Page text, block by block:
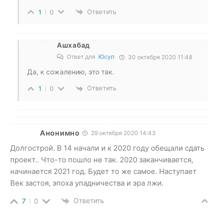
1 0 Ответить
Ашхабад
Ответ для Юсуп 30 октября 2020 11:48
Да, к сожалению, это так.
1 0 Ответить
Анонимно 29 октября 2020 14:43
Долгострой. В 14 начали и к 2020 году обещали сдать
проект.. Что-то пошло не так. 2020 заканчивается,
начинается 2021 год. Будет то же самое. Наступает
Век застоя, эпоха упадничества и эра лжи.
7 0 Ответить